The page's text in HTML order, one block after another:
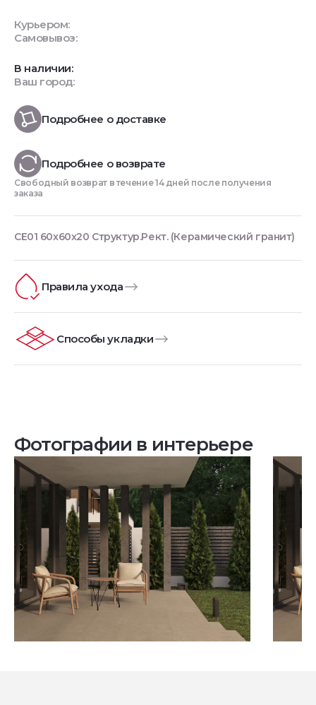
Курьером:
Самовывоз:
В наличии:
Ваш город:
Подробнее о доставке
Подробнее о возврате
Свободный возврат в течение 14 дней после получения
заказа
CE01 60x60x20 Структур.Рект. (Керамический гранит)
Правила ухода
Способы укладки
Фотографии в интерьере
Посмотреть все проекты